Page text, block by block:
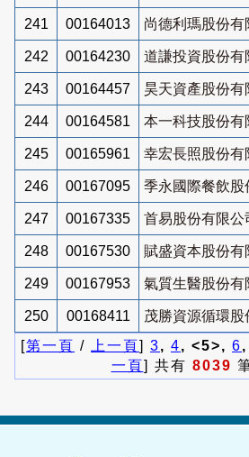
241 00164013 尚德利瑪股份有
242 00164230 道謙投資股份有
243 00164457 昊天資產股份有
244 00164581 本一科技股份有
245 00165961 幸宏長照股份有
246 00167095 季永國際餐飲股
247 00167335 首易股份有限公
248 00167530 賦盛資本股份有
249 00167953 氣質生醫股份有
250 00168411
茂勝資源循環股
[第一頁 / 上一頁] 3, 4, <5>, 6,
一頁] 共有 8039